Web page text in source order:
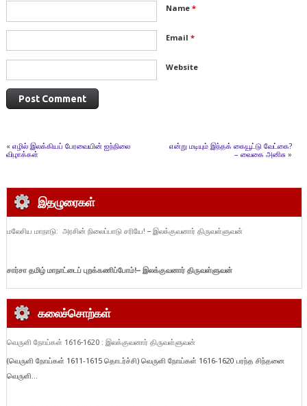
Name *
Email *
Website
« எழில் இலக்கியப் பேரவையின் ஐந்நிலை
விழாக்கள்
என்று மடியும் இந்தக் கையூட்டு வேட்கை?
– வைகை அனிசு »
இதழுரைகள்
மலேசிய மாநாடு: அரசின் நிலைப்பாடு சரியே! – இலக்குவனார் திருவள்ளுவன்
சார்சா தமிழ் மாநாட்டைப் புறக்கணிப்போம்!– இலக்குவனார் திருவள்ளுவன்
கலைச்சொற்கள்
வெருளி நோய்கள் 1616-1620 : இலக்குவனார் திருவள்ளுவன்
(வெருளி நோய்கள் 1611-1615 தொடர்ச்சி) வெருளி நோய்கள் 1616-1620 பரந்த சிந்தனை
வெருளி...